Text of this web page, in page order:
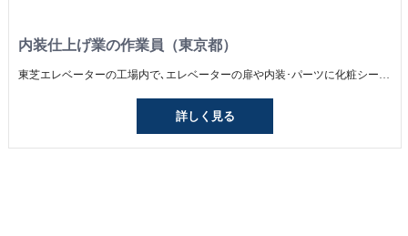
内装仕上げ業の作業員（東京都）
詳しく見る